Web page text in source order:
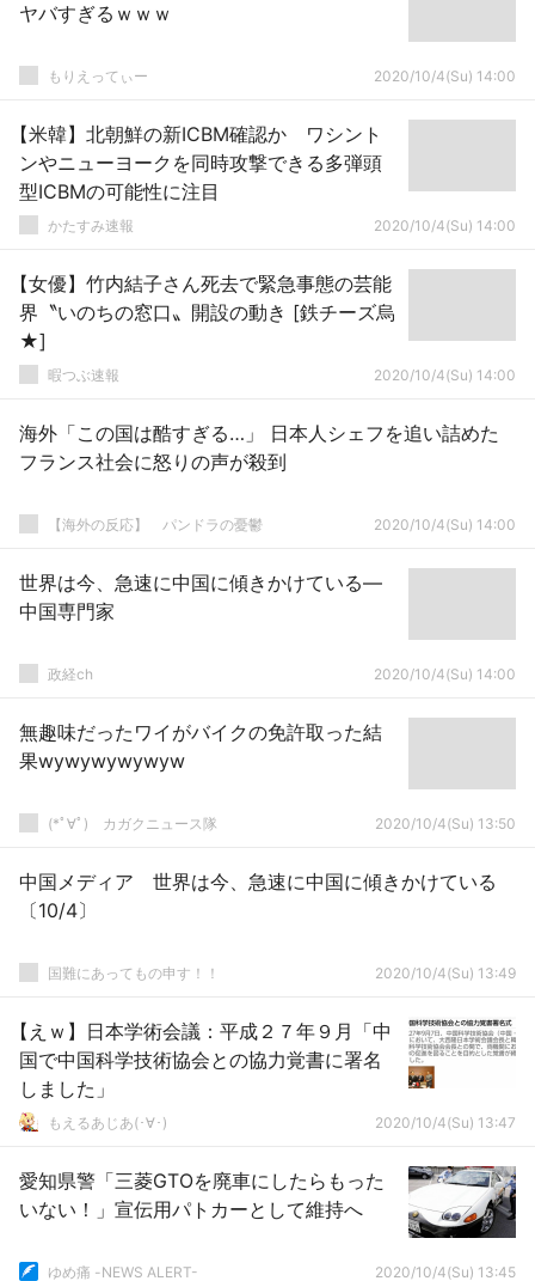
ヤバすぎるｗｗｗ
もりえってぃー 2020/10/4(Su) 14:00
【米韓】北朝鮮の新ICBM確認か ワシント
ンやニューヨークを同時攻撃できる多弾頭
型ICBMの可能性に注目
かたすみ速報 2020/10/4(Su) 14:00
【女優】竹内結子さん死去で緊急事態の芸能
界〝いのちの窓口〟開設の動き [鉄チーズ烏
★]
暇つぶ速報 2020/10/4(Su) 14:00
海外「この国は酷すぎる…」 日本人シェフを追い詰めた
フランス社会に怒りの声が殺到
【海外の反応】 パンドラの憂鬱 2020/10/4(Su) 14:00
世界は今、急速に中国に傾きかけている―
中国専門家
政経ch 2020/10/4(Su) 14:00
無趣味だったワイがバイクの免許取った結
果wywywywywyw
(*ﾟ∀ﾟ)ゞカガクニュース隊 2020/10/4(Su) 13:50
中国メディア 世界は今、急速に中国に傾きかけている
〔10/4〕
国難にあってもの申す！！ 2020/10/4(Su) 13:49
【えｗ】日本学術会議：平成２７年９月「中
国で中国科学技術協会との協力覚書に署名
しました」
もえるあじあ(･∀･) 2020/10/4(Su) 13:47
愛知県警「三菱GTOを廃車にしたらもった
いない！」宣伝用パトカーとして維持へ
ゆめ痛 -NEWS ALERT- 2020/10/4(Su) 13:45